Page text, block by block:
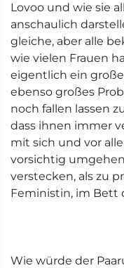
Lovoo und wie sie
anschaulich
gleiche, aber alle
wie vielen Frauen
eigentlich ein
ebenso großes
noch fallen lassen
dass ihnen immer
mit sich und vor
vorsichtig
verstecken, als zu
Feministin, im Bett
Wie würde der